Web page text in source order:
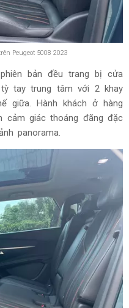
Peugeot 5008 2023
bản đều trang bị cửa
tay trung tâm với 2 khay
giữa. Hành khách ở hàng
giác thoáng đãng đặc
panorama.